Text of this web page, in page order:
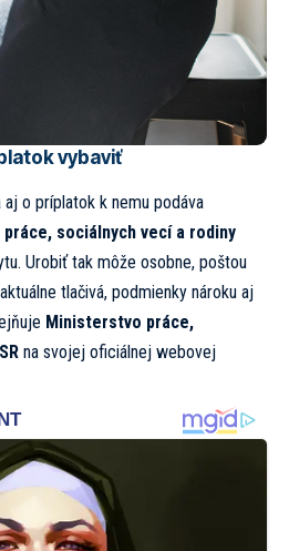
vybaviť
o príplatok k nemu podáva
práce, sociálnych vecí a rodiny
Urobiť tak môže osobne, poštou
tlačivá, podmienky nároku aj
Ministerstvo práce,
na svojej oficiálnej webovej